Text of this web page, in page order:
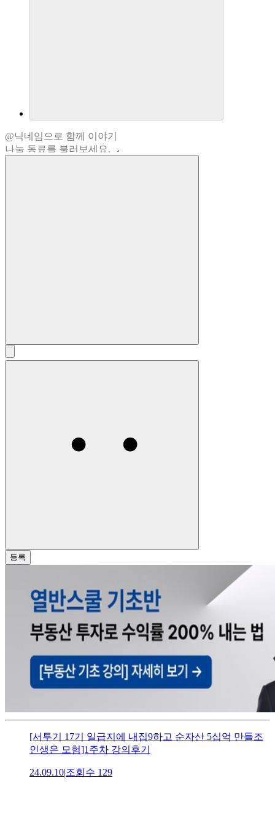
등록
[서투기 17기 일급지에 내집9하고 순자산 5십억 만들조
인생은 모험]1주차 강의후기
24.09.10|조회수 129